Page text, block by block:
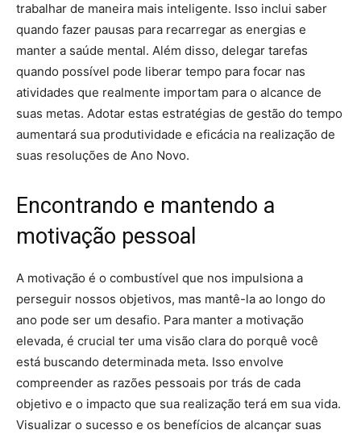
trabalhar de maneira mais inteligente. Isso inclui saber
quando fazer pausas para recarregar as energias e
manter a saúde mental. Além disso, delegar tarefas
quando possível pode liberar tempo para focar nas
atividades que realmente importam para o alcance de
suas metas. Adotar estas estratégias de gestão do tempo
aumentará sua produtividade e eficácia na realização de
suas resoluções de Ano Novo.
Encontrando e mantendo a
motivação pessoal
A motivação é o combustível que nos impulsiona a
perseguir nossos objetivos, mas mantê-la ao longo do
ano pode ser um desafio. Para manter a motivação
elevada, é crucial ter uma visão clara do porquê você
está buscando determinada meta. Isso envolve
compreender as razões pessoais por trás de cada
objetivo e o impacto que sua realização terá em sua vida.
Visualizar o sucesso e os benefícios de alcançar suas